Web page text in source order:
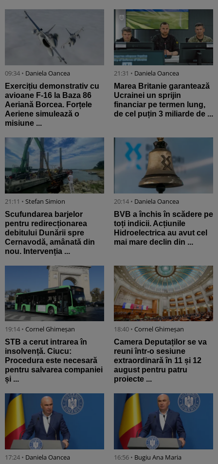
09:34 • Daniela Oancea
Exercițiu demonstrativ cu
avioane F-16 la Baza 86
Aeriană Borcea. Forțele
Aeriene simulează o
misiune ...
21:31 • Daniela Oancea
Marea Britanie garantează
Ucrainei un sprijin
financiar pe termen lung,
de cel puțin 3 miliarde de ...
21:11 • Stefan Simion
Scufundarea barjelor
pentru redirecționarea
debitului Dunării spre
Cernavodă, amânată din
nou. Intervenția ...
20:14 • Daniela Oancea
BVB a închis în scădere pe
toți indicii. Acțiunile
Hidroelectrica au avut cel
mai mare declin din ...
19:14 • Cornel Ghimeșan
STB a cerut intrarea în
insolvență. Ciucu:
Procedura este necesară
pentru salvarea companiei
și ...
18:40 • Cornel Ghimeșan
Camera Deputaților se va
reuni într-o sesiune
extraordinară în 11 și 12
august pentru patru
proiecte ...
17:24 • Daniela Oancea 16:56 • Bugiu ⁠Ana Maria